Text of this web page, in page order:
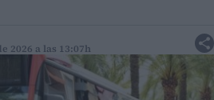
2026 a las 13:07h